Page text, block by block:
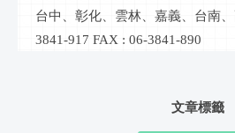
台中、彰化、雲林、嘉義、台南
3841-917 FAX : 06-3841-890
文章標籤